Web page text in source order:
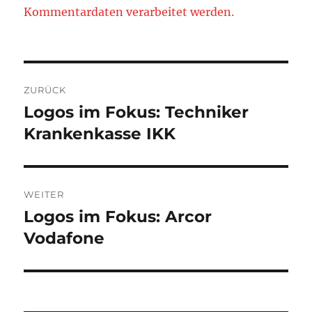
Kommentardaten verarbeitet werden.
ZURÜCK
Vorheriger
Beitrag:
Logos im Fokus: Techniker
Krankenkasse IKK
WEITER
Nächster
Beitrag:
Logos im Fokus: Arcor
Vodafone